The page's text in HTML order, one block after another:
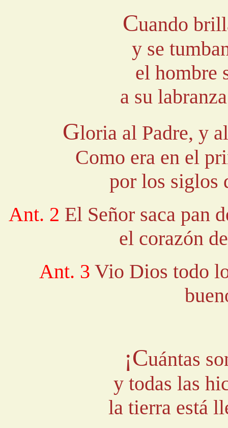
Cuando
y se
el hombre
a su
Gloria al Padre, y
Como era en el
por los siglos
Ant. 2 El Señor saca pan
el corazón
Ant. 3 Vio Dios todo
¡Cuántas
y todas las
la tierra está